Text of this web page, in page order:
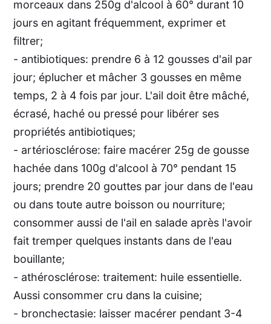
morceaux dans 250g d'alcool à 60° durant 10
jours en agitant fréquemment, exprimer et
filtrer;
- antibiotiques: prendre 6 à 12 gousses d'ail par
jour; éplucher et mâcher 3 gousses en même
temps, 2 à 4 fois par jour. L'ail doit être mâché,
écrasé, haché ou pressé pour libérer ses
propriétés antibiotiques;
- artériosclérose: faire macérer 25g de gousse
hachée dans 100g d'alcool à 70° pendant 15
jours; prendre 20 gouttes par jour dans de l'eau
ou dans toute autre boisson ou nourriture;
consommer aussi de l'ail en salade après l'avoir
fait tremper quelques instants dans de l'eau
bouillante;
- athérosclérose: traitement: huile essentielle.
Aussi consommer cru dans la cuisine;
- bronchectasie: laisser macérer pendant 3-4